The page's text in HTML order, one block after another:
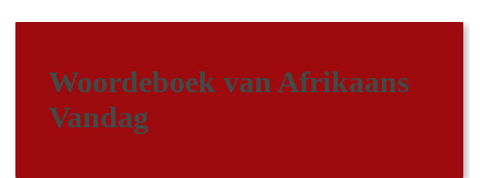
Woordeboek van Afrikaans
Vandag